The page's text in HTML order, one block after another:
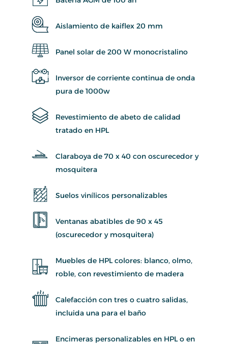
Aislamiento de kaiflex 20 mm
Panel solar de 200 W monocristalino
Inversor de corriente continua de onda
pura de 1000w
Revestimiento de abeto de calidad
tratado en HPL
Claraboya de 70 x 40 con oscurecedor y
mosquitera
Suelos vinílicos personalizables
Ventanas abatibles de 90 x 45
(oscurecedor y mosquitera)
Muebles de HPL colores: blanco, olmo,
roble, con revestimiento de madera
Calefacción con tres o cuatro salidas,
incluida una para el baño
Encimeras personalizables en HPL o en